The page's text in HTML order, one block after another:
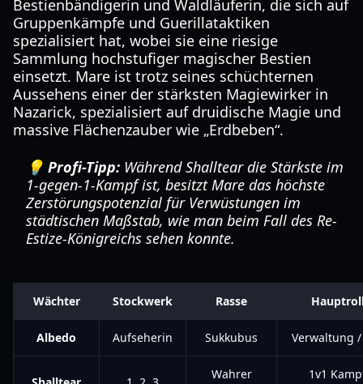
Bestienbändigerin und Waldläuferin, die sich auf
Gruppenkämpfe und Guerillataktiken
spezialisiert hat, wobei sie eine riesige
Sammlung hochstufiger magischer Bestien
einsetzt. Mare ist trotz seines schüchternen
Aussehens einer der stärksten Magiewirker in
Nazarick, spezialisiert auf druidische Magie und
massive Flächenzauber wie „Erdbeben“.
💡 Profi-Tipp: Während Shalltear die Stärkste im
1-gegen-1-Kampf ist, besitzt Mare das höchste
Zerstörungspotenzial für Verwüstungen im
städtischen Maßstab, wie man beim Fall des Re-
Estize-Königreichs sehen konnte.
Wächter Stockwerk Rasse
Albedo Aufseherin Sukkubus Verwaltung /
Wahrer
1v1